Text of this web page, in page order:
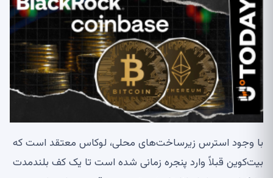
با وجود استرس زیرساخت‌های محلی، لوکاس معتقد است که
بیت‌کوین قبلاً وارد پنجره زمانی شده است تا یک کف بلندمدت